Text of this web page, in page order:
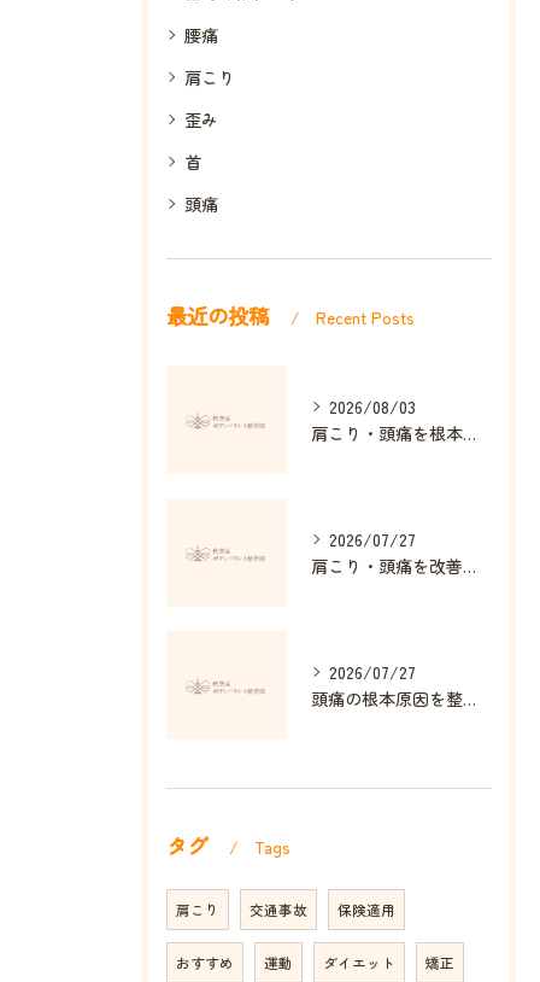
腰痛
肩こり
歪み
首
頭痛
最近の投稿 Recent Posts
2026/08/03
肩こり・頭痛を根本改善する整体の秘訣
2026/07/27
肩こり・頭痛を改善する姿勢矯正の効果とは
2026/07/27
頭痛の根本原因を整体で解消する方法
タグ Tags
肩こり 交通事故 保険適用
おすすめ 運動 ダイエット 矯正